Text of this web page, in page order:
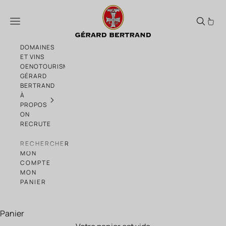
Gérard Bertrand Château La Soujeole
Menu
DOMAINES
ET VINS
OENOTOURISME
GÉRARD
BERTRAND
À
PROPOS
ON
RECRUTE
RECHERCHER
MON
COMPTE
MON
PANIER
Panier